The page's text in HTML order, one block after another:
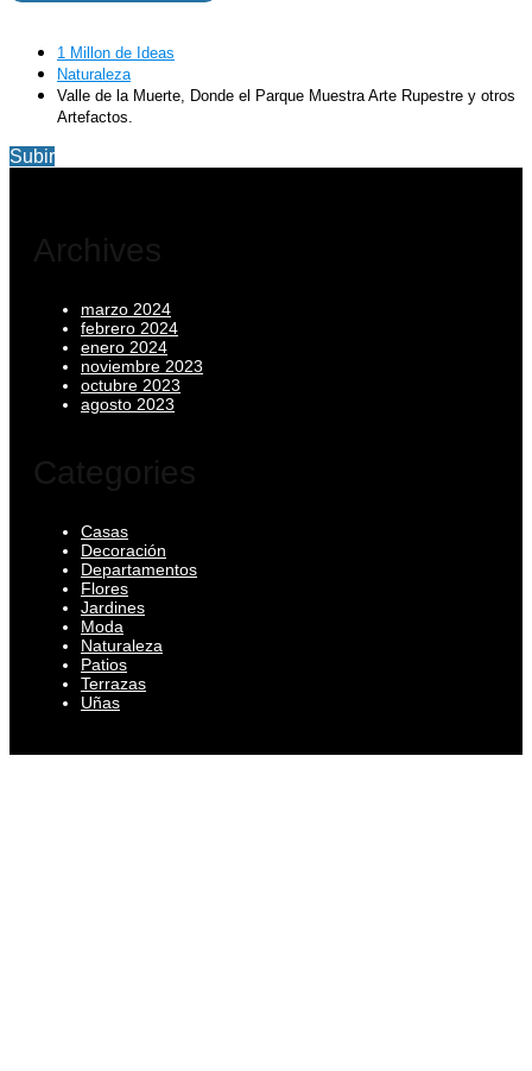
1 Millon de Ideas
Naturaleza
Valle de la Muerte, Donde el Parque Muestra Arte Rupestre y otros
Artefactos.
Subir
Archives
marzo 2024
febrero 2024
enero 2024
noviembre 2023
octubre 2023
agosto 2023
Categories
Casas
Decoración
Departamentos
Flores
Jardines
Moda
Naturaleza
Patios
Terrazas
Uñas